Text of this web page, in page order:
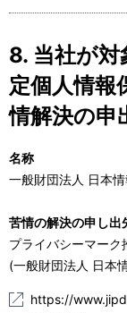
8. 当社が
定個人情報
情解決の申
名称
一般財団法人 日本
苦情の解決の申し出
プライバシーマーク
(一般財団法人 日本
https://